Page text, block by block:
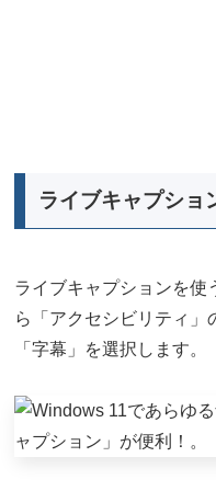
ライブキャプショ
ライブキャプションを使
ら「アクセシビリティ」
「字幕」を選択します。